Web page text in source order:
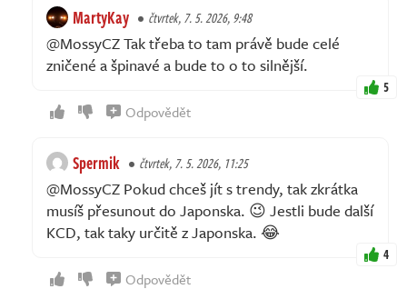
MartyKay čtvrtek, 7. 5. 2026, 9:48
@MossyCZ Tak třeba to tam právě bude celé
zničené a špinavé a bude to o to silnější.
5
Odpovědět
Spermik čtvrtek, 7. 5. 2026, 11:25
@MossyCZ Pokud chceš jít s trendy, tak zkrátka
musíš přesunout do Japonska. 😉 Jestli bude další
KCD, tak taky určitě z Japonska. 😂
4
Odpovědět